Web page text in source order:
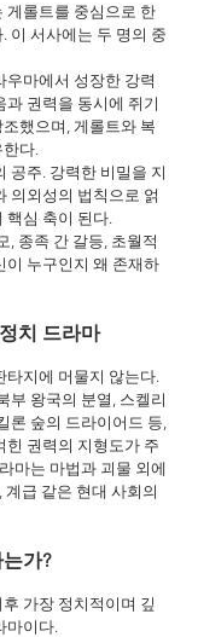
게롤트를 중심으로 한
이 서사에는 두 명의 중
우마에서 성장한 강력
과 권력을 동시에 쥐기
했으며, 게롤트와 복
한다.
공주. 강력한 비밀을 지
의외성의 법칙으로 얽
핵심 축이 된다.
, 종족 간 갈등, 초월적
이 누구인지 왜 존재하
치 드라마
타지에 머물지 않는다.
부 왕국의 분열, 스켈리
론 숲의 드라이어드 등,
힌 권력의 지형도가 주
마는 마법과 괴물 외에
계급 같은 현대 사회의
가?
후 가장 정치적이며 깊
마이다.